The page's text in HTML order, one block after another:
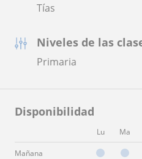
Tías
Niveles de las
Primaria
Disponibilidad
Lu Ma
Mañana